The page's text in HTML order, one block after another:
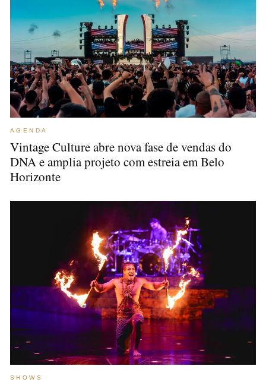
AGENDA
Vintage Culture abre nova fase de vendas do
DNA e amplia projeto com estreia em Belo
Horizonte
SHOWS